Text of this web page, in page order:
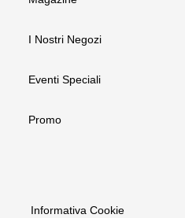
I Nostri Negozi
Eventi Speciali
Promo
Informativa Cookie